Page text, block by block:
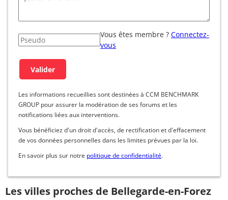
Vous êtes membre ? Connectez-
vous
Les informations recueillies sont destinées à CCM BENCHMARK
GROUP pour assurer la modération de ses forums et les
notifications liées aux interventions.
Vous bénéficiez d'un droit d'accès, de rectification et d'effacement
de vos données personnelles dans les limites prévues par la loi.
En savoir plus sur notre politique de confidentialité.
Les villes proches de Bellegarde-en-Forez